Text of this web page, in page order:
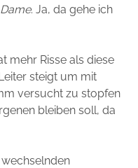
. Ja, da gehe ich
mehr Risse als diese
steigt um mit
versucht zu stopfen
bleiben soll, da